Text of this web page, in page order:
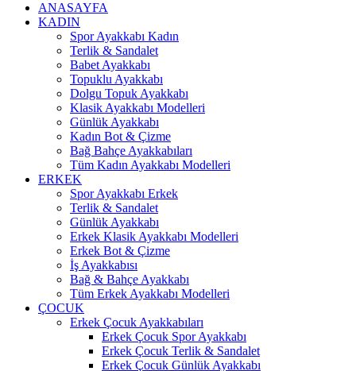
ANASAYFA
KADIN
Spor Ayakkabı Kadın
Terlik & Sandalet
Babet Ayakkabı
Topuklu Ayakkabı
Dolgu Topuk Ayakkabı
Klasik Ayakkabı Modelleri
Günlük Ayakkabı
Kadın Bot & Çizme
Bağ Bahçe Ayakkabıları
Tüm Kadın Ayakkabı Modelleri
ERKEK
Spor Ayakkabı Erkek
Terlik & Sandalet
Günlük Ayakkabı
Erkek Klasik Ayakkabı Modelleri
Erkek Bot & Çizme
İş Ayakkabısı
Bağ & Bahçe Ayakkabı
Tüm Erkek Ayakkabı Modelleri
ÇOCUK
Erkek Çocuk Ayakkabıları
Erkek Çocuk Spor Ayakkabı
Erkek Çocuk Terlik & Sandalet
Erkek Çocuk Günlük Ayakkabı